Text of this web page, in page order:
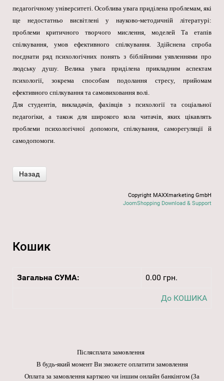
педагогічному університеті. Особлива увага приділена проблемам, які
ще недостатньо висвітлені у науково-методичній літературі:
проблеми критичного творчого мислення, моделей Та етапів
спілкування, умов ефективного спілкування. Здійснена спроба
поєднати ряд психологічних понять з біблійними уявленнями про
людську душу. Велика увага приділена прикладним аспектам
психології, зокрема способам подолання стресу, прийомам
ефективного спілкування та самовиховання волі.
Для студентів, викладачів, фахівців з психології та соціальної
педагогіки, а також для широкого кола читачів, яких цікавлять
проблеми психологічної допомоги, спілкування, саморегуляції й
самодопомоги.
Copyright MAXXmarketing GmbH
JoomShopping Download & Support
Кошик
Загальна СУМА: 0.00 грн.
До КОШИКА
Післясплата замовлення
В будь-який момент Ви зможете оплатити замовлення
Оплата за замовлення карткою чи іншим онлайн банкінгом (За